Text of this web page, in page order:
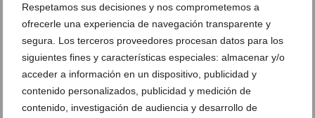
Respetamos sus decisiones y nos comprometemos a
ofrecerle una experiencia de navegación transparente y
segura. Los terceros proveedores procesan datos para los
siguientes fines y características especiales: almacenar y/o
acceder a información en un dispositivo, publicidad y
contenido personalizados, publicidad y medición de
contenido, investigación de audiencia y desarrollo de